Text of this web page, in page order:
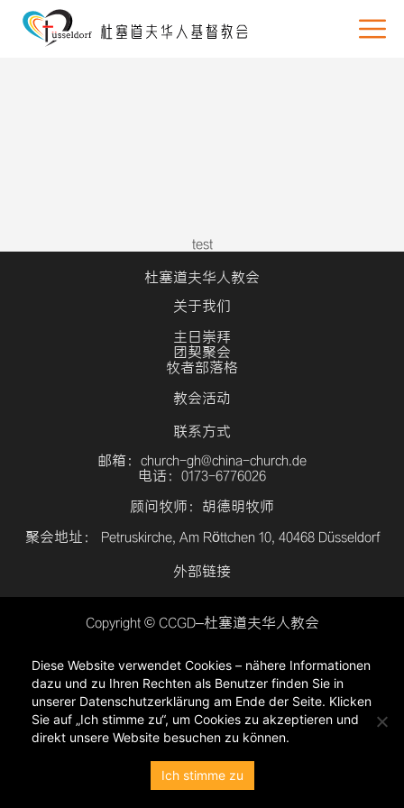
test
杜塞道夫华人教会
关于我们
主日崇拜
团契聚会
牧者部落格
教会活动
联系方式
邮箱：church-gh@china-church.de
电话：0173-6776026
顾问牧师：胡德明牧师
聚会地址： Petruskirche, Am Röttchen 10, 40468 Düsseldorf
外部链接
Copyright © CCGD–杜塞道夫华人教会
隐私政策
Diese Website verwendet Cookies – nähere Informationen
dazu und zu Ihren Rechten als Benutzer finden Sie in
unserer Datenschutzerklärung am Ende der Seite. Klicken
Sie auf „Ich stimme zu“, um Cookies zu akzeptieren und
direkt unsere Website besuchen zu können.
Ich stimme zu